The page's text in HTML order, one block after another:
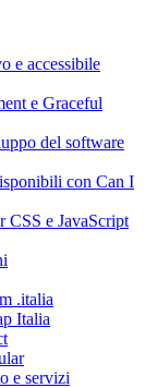
e accessibile
e Graceful
del software
con Can I
CSS e JavaScript
.italia
Italia
e servizi